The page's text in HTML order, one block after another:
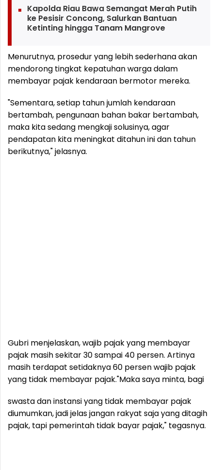
Kapolda Riau Bawa Semangat Merah Putih
ke Pesisir Concong, Salurkan Bantuan
Ketinting hingga Tanam Mangrove
Menurutnya, prosedur yang lebih sederhana akan
mendorong tingkat kepatuhan warga dalam
membayar pajak kendaraan bermotor mereka.
"Sementara, setiap tahun jumlah kendaraan
bertambah, pengunaan bahan bakar bertambah,
maka kita sedang mengkaji solusinya, agar
pendapatan kita meningkat ditahun ini dan tahun
berikutnya," jelasnya.
Gubri menjelaskan, wajib pajak yang membayar
pajak masih sekitar 30 sampai 40 persen. Artinya
masih terdapat setidaknya 60 persen wajib pajak
yang tidak membayar pajak."Maka saya minta, bagi
swasta dan instansi yang tidak membayar pajak
diumumkan, jadi jelas jangan rakyat saja yang ditagih
pajak, tapi pemerintah tidak bayar pajak," tegasnya.